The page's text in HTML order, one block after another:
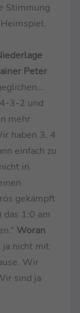
Stimmung
Peter
3-2 und
mehr
haben 3, 4
einfach zu
in
gekämpft
das 1:0 am
Woran
ja nicht mit
Wir
sind ja